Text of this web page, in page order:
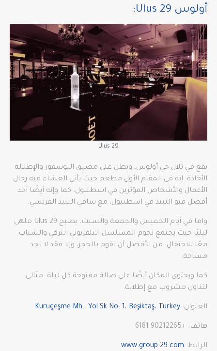
أولوس Ulus 29:
Ulus 29
يقع في تلال حي أولوس، ويطل على مضيق البوسفور والإطلالة
الأخاذة. إنه في المقام الأول مطعم حيث يأتي العشاء فيه رجال
الأعمال والأشخاص المؤثرين في اسطنبول. كما وإنه أيضًا أحد
أفضل قبو النبيذ في اسطنبول، مع ساقي النبيذ الفرنسي.
واما في أيام الخميس والجمعة والسبت، يصبح 29 Ulus ملهى
ليليًا حيث يجتمع نجوم المسلسل التلفزيوني التركي والشباب
معًا للاحتفال. من الأفضل أن تقوم بالحجز، وإلا فقد لا تجد
مساحة.
كما ويحتوي المكان أيضًا على صالة مفتوحة كل ليلة. مثالي
لتناول مشروب مع إطلالة.
العنوان: Kuruçeşme Mh.، Yol Sk No: 1، Beşiktaş، Turkey
هاتف: +90212265 6181
الرابط: www.group-29.com